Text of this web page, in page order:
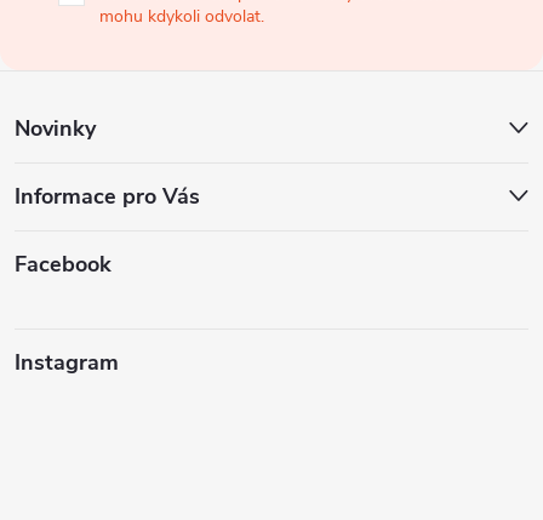
í
mohu kdykoli odvolat.
Novinky
Informace pro Vás
Facebook
Instagram